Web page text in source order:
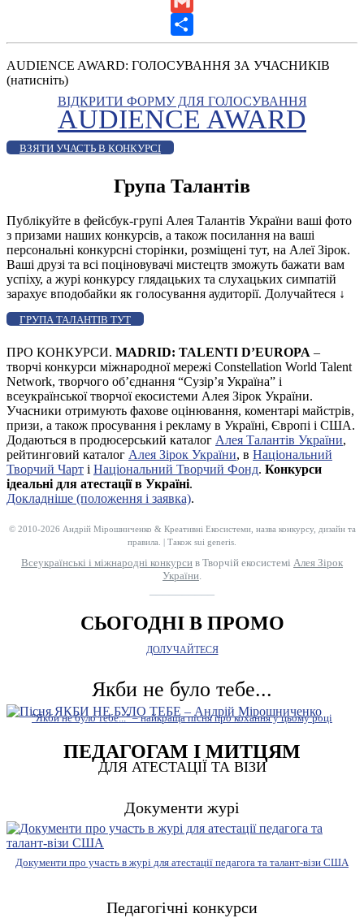
Gmail
Share
AUDIENCE AWARD: ГОЛОСУВАННЯ ЗА УЧАСНИКІВ
(натисніть)
ВІДКРИТИ ФОРМУ ДЛЯ ГОЛОСУВАННЯ
AUDIENCE AWARD
ВЗЯТИ УЧАСТЬ В КОНКУРСІ
Група Талантів
Публікуйте в фейсбук-групі Алея Талантів України ваші фото
з призами наших конкурсів, а також посилання на ваші
персональні конкурсні сторінки, розміщені тут, на Алеї Зірок.
Ваші друзі та всі поціновувачі мистецтв зможуть бажати вам
успіху, а журі конкурсу глядацьких та слухацьких симпатій
зарахує вподобайки як голосування аудиторії. Долучайтеся ↓
ГРУПА ТАЛАНТІВ ТУТ
ПРО КОНКУРСИ. MADRID: TALENTI D’EUROPA –
творчі конкурси міжнародної мережі Constellation World Talent
Network, творчого об’єднання “Сузір’я Україна” і
всеукраїнської творчої екосистеми Алея Зірок України.
Учасники отримують фахове оцінювання, коментарі майстрів,
призи, а також просування і рекламу в Україні, Європі і США.
Додаються в продюсерський каталог Алея Талантів України,
рейтинговий каталог Алея Зірок України, в Національний
Творчий Чарт і Національний Творчий Фонд. Конкурси
ідеальні для атестації в Україні.
Докладніше (положення і заявка).
© 2010-2026 Андрій Мірошниченко & Креативні Екосистеми, назва конкурсу, дизайн та
правила. | Також sui generis.
Всеукраїнські і міжнародні конкурси в Творчій екосистемі Алея Зірок
України
СЬОГОДНІ В ПРОМО
ДОЛУЧАЙТЕСЯ
Якби не було тебе...
"Якби не було тебе..." – найкраща пісня про кохання у цьому році
ПЕДАГОГАМ І МИТЦЯМ
ДЛЯ АТЕСТАЦІЇ ТА ВІЗИ
Документи журі
Документи про участь в журі для атестації педагога та талант-візи США
Педагогічні конкурси